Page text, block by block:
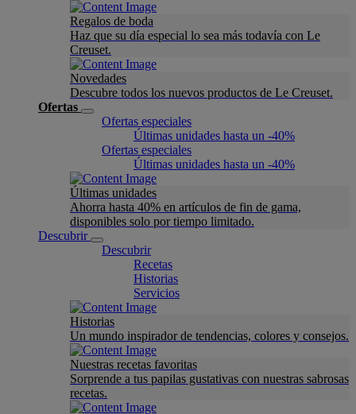
Regalos de boda
Haz que su día especial lo sea más todavía con Le
Creuset.
Novedades
Descubre todos los nuevos productos de Le Creuset.
Ofertas
Ofertas especiales
Últimas unidades hasta un -40%
Ofertas especiales
Últimas unidades hasta un -40%
Últimas unidades
Ahorra hasta 40% en artículos de fin de gama,
disponibles solo por tiempo limitado.
Descubrir
Descubrir
Recetas
Historias
Servicios
Historias
Un mundo inspirador de tendencias, colores y consejos.
Nuestras recetas favoritas
Sorprende a tus papilas gustativas con nuestras sabrosas
recetas.